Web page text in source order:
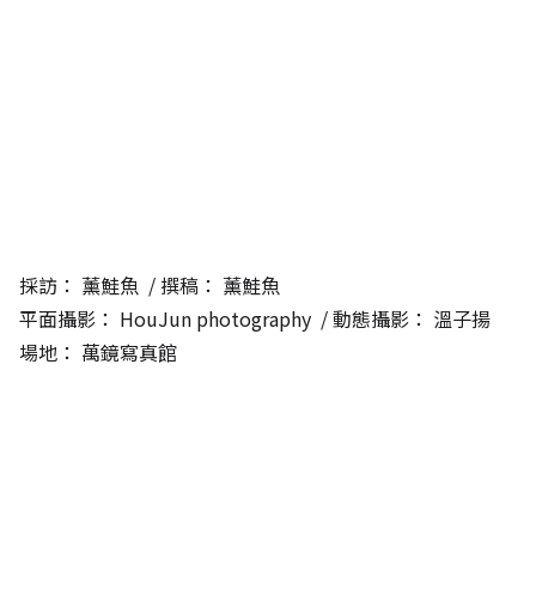
採訪： 薰鮭魚 / 撰稿： 薰鮭魚
平面攝影： HouJun photography / 動態攝影： 溫子揚
場地： 萬鏡寫真館